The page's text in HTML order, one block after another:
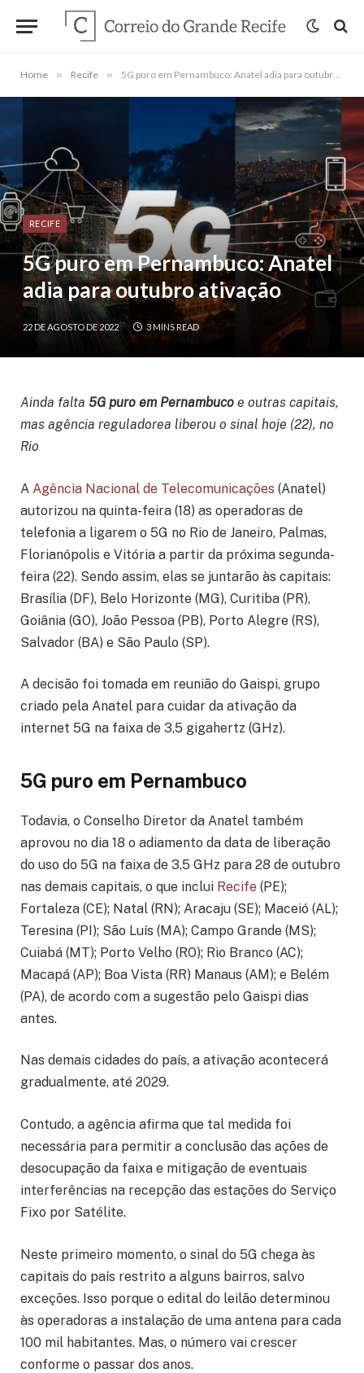
Home » Recife » 5G puro em Pernambuco: Anatel adia para outubro ativação
RECIFE
5G puro em Pernambuco: Anatel
adia para outubro ativação
22 DE AGOSTO DE 2022 3 MINS READ
Ainda falta 5G puro em Pernambuco e outras capitais,
mas agência reguladorea liberou o sinal hoje (22), no
Rio
A Agência Nacional de Telecomunicações (Anatel)
autorizou na quinta-feira (18) as operadoras de
telefonia a ligarem o 5G no Rio de Janeiro, Palmas,
Florianópolis e Vitória a partir da próxima segunda-
feira (22). Sendo assim, elas se juntarão às capitais:
Brasília (DF), Belo Horizonte (MG), Curitiba (PR),
Goiânia (GO), João Pessoa (PB), Porto Alegre (RS),
Salvador (BA) e São Paulo (SP).
A decisão foi tomada em reunião do Gaispi, grupo
criado pela Anatel para cuidar da ativação da
internet 5G na faixa de 3,5 gigahertz (GHz).
5G puro em Pernambuco
Todavia, o Conselho Diretor da Anatel também
aprovou no dia 18 o adiamento da data de liberação
do uso do 5G na faixa de 3,5 GHz para 28 de outubro
nas demais capitais, o que inclui Recife (PE);
Fortaleza (CE); Natal (RN); Aracaju (SE); Maceió (AL);
Teresina (PI); São Luís (MA); Campo Grande (MS);
Cuiabá (MT); Porto Velho (RO); Rio Branco (AC);
Macapá (AP); Boa Vista (RR) Manaus (AM); e Belém
(PA), de acordo com a sugestão pelo Gaispi dias
antes.
Nas demais cidades do país, a ativação acontecerá
gradualmente, até 2029.
Contudo, a agência afirma que tal medida foi
necessária para permitir a conclusão das ações de
desocupação da faixa e mitigação de eventuais
interferências na recepção das estações do Serviço
Fixo por Satélite.
Neste primeiro momento, o sinal do 5G chega às
capitais do país restrito a alguns bairros, salvo
exceções. Isso porque o edital do leilão determinou
às operadoras a instalação de uma antena para cada
100 mil habitantes. Mas, o número vai crescer
conforme o passar dos anos.